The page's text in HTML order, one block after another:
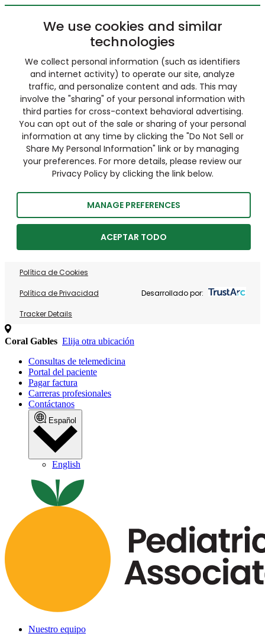
We use cookies and similar
technologies
We collect personal information (such as identifiers
and internet activity) to operate our site, analyze
traffic, and personalize content and ads. This may
involve the "sharing" of your personal information with
third parties for cross-context behavioral advertising.
You can opt out of the sale or sharing of your personal
information at any time by clicking the "Do Not Sell or
Share My Personal Information" link or by managing
your preferences. For more details, please review our
Privacy Policy by clicking the link below.
MANAGE PREFERENCES
ACEPTAR TODO
Política de Cookies
Política de Privacidad
Tracker Details
Desarrollado por:
Coral Gables Elija otra ubicación
Consultas de telemedicina
Portal del paciente
Pagar factura
Carreras profesionales
Contáctanos
Español
English
Nuestro equipo